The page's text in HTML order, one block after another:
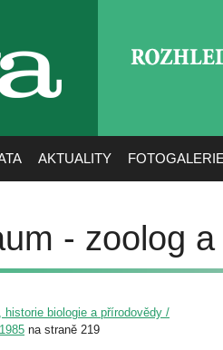
AKTUALITY
- zoolog
biologie a přírodovědy /
na straně 219